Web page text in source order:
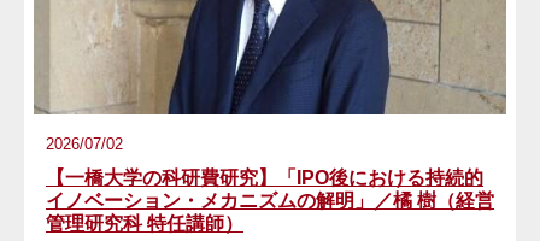
2026/07/02
【一橋大学の科研費研究】「IPO後における持続的
イノベーション・メカニズムの解明」／橘 樹（経営
管理研究科 特任講師）